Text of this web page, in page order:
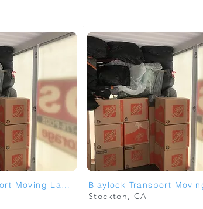
Blaylock Transport Moving Labor Services
Stockton, CA